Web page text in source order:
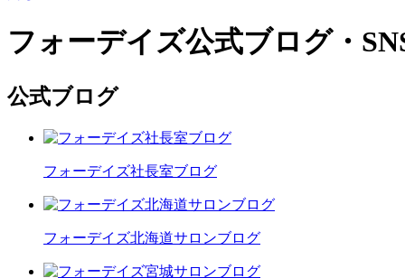
フォーデイズ公式ブログ・
公式ブログ
フォーデイズ社長室ブログ
フォーデイズ北海道サロンブログ